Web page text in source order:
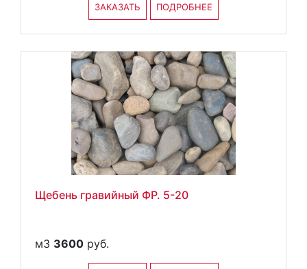
ЗАКАЗАТЬ ПОДРОБНЕЕ
Щебень гравийный ФР. 5-20
м3 3600 руб.